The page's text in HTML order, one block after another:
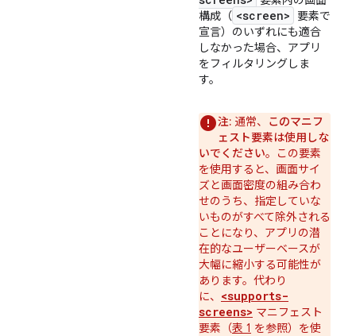
構成（ <screen>
要素で
宣言）のいずれにも適合
しなかった場合、アプリ
をフィルタリングしま
す。
注: 通常、
このマニフ
ェスト要素は使用しな
いでください。この要素
を使用すると、画面サイ
ズと画面密度の組み合わ
せのうち、指定していな
いものがすべて除外される
ことになり、アプリの潜
在的なユーザーベースが
大幅に縮小する可能性が
あります。代わり
に、 <supports-
screens> マニフェスト
要素（表 1 を参照）を使